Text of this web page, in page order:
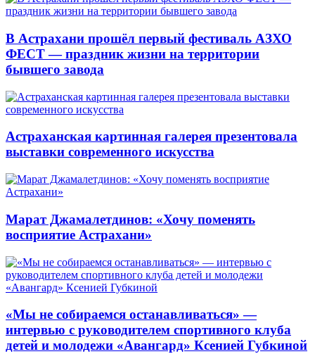
В Астрахани прошёл первый фестиваль АЗХО
ФЕСТ — праздник жизни на территории
бывшего завода
Астраханская картинная галерея презентовала
выставки современного искусства
Марат Джамалетдинов: «Хочу поменять
восприятие Астрахани»
«Мы не собираемся останавливаться» —
интервью с руководителем спортивного клуба
детей и молодежи «Авангард» Ксенией Губкиной